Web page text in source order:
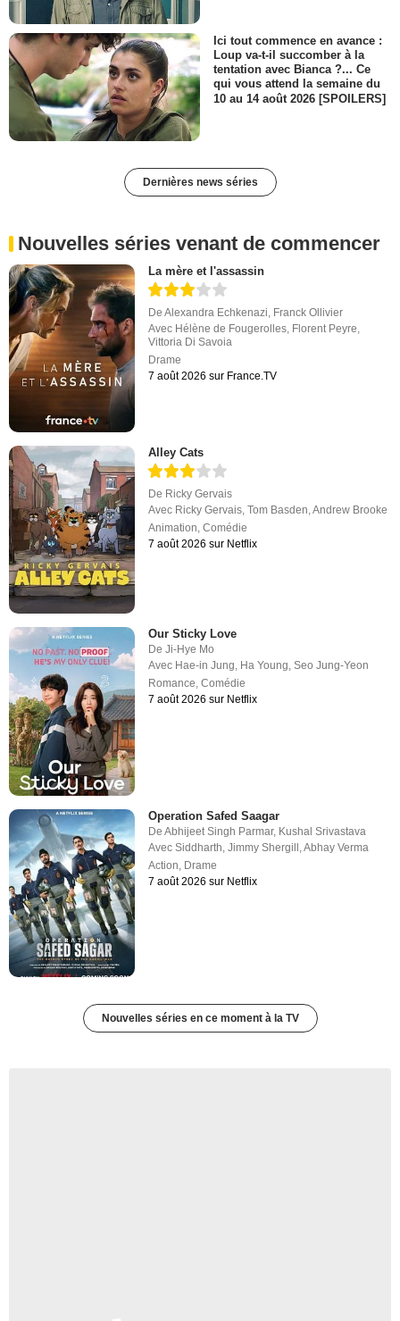
Ici tout commence en avance :
Loup va-t-il succomber à la
tentation avec Bianca ?... Ce
qui vous attend la semaine du
10 au 14 août 2026 [SPOILERS]
Dernières news séries
Nouvelles séries venant de commencer
La mère et l'assassin
DeAlexandra Echkenazi Franck Ollivier
Avec Hélène de Fougerolles Florent Peyre
Vittoria Di Savoia
Drame
7 août 2026 sur France.TV
Alley Cats
De Ricky Gervais
Avec Ricky Gervais,Tom Basden,Andrew Brooke
Animation,Comédie
7 août 2026 sur Netflix
Our Sticky Love
DeJi-Hye Mo
Avec Hae-in Jung, Ha Young,Seo Jung-Yeon
Romance,Comédie
7 août 2026 sur Netflix
Operation Safed Saagar
DeAbhijeet Singh Parmar, Kushal Srivastava
AvecSiddharth ,Jimmy Shergill ,Abhay Verma
Action Drame
7 août 2026 sur Netflix
Nouvelles séries en ce moment à la TV